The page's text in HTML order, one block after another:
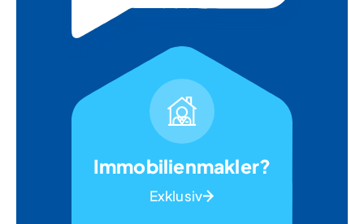
Immobilienmakler?
Exklusiv